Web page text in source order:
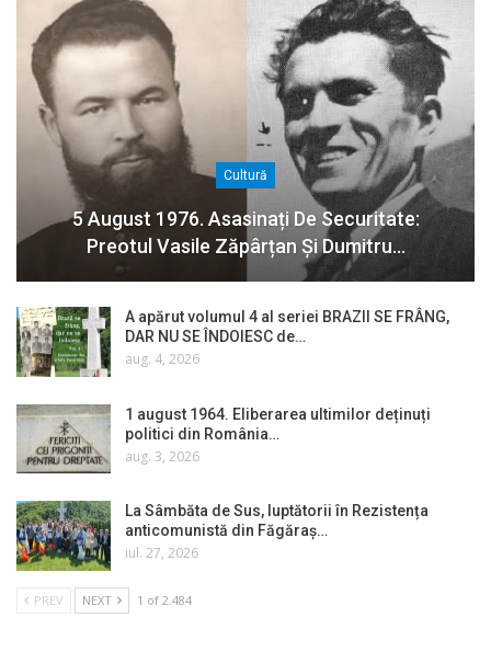
Cultură
5 August 1976. Asasinați De Securitate:
Preotul Vasile Zăpârțan Și Dumitru…
A apărut volumul 4 al seriei BRAZII SE FRÂNG,
DAR NU SE ÎNDOIESC de…
aug. 4, 2026
1 august 1964. Eliberarea ultimilor deținuți
politici din România…
aug. 3, 2026
La Sâmbăta de Sus, luptătorii în Rezistența
anticomunistă din Făgăraș…
iul. 27, 2026
PREV NEXT 1 of 2.484